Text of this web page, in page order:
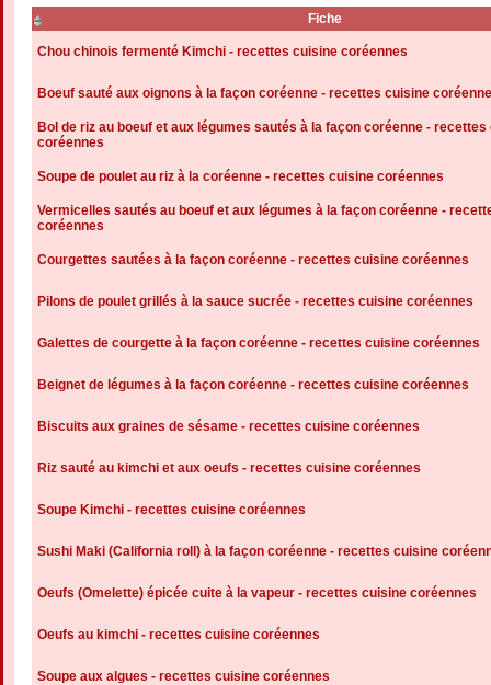
Fiche
Chou chinois fermenté Kimchi - recettes cuisine coréennes
Boeuf sauté aux oignons à la façon coréenne - recettes cuisine
Bol de riz au boeuf et aux légumes sautés à la façon coréenne - recettes
coréennes
Soupe de poulet au riz à la coréenne - recettes cuisine coréennes
Vermicelles sautés au boeuf et aux légumes à la façon coréenne -
coréennes
Courgettes sautées à la façon coréenne - recettes cuisine coréennes
Pilons de poulet grillés à la sauce sucrée - recettes cuisine coréennes
Galettes de courgette à la façon coréenne - recettes cuisine coréennes
Beignet de légumes à la façon coréenne - recettes cuisine coréennes
Biscuits aux graines de sésame - recettes cuisine coréennes
Riz sauté au kimchi et aux oeufs - recettes cuisine coréennes
Soupe Kimchi - recettes cuisine coréennes
Sushi Maki (California roll) à la façon coréenne - recettes cuisine
Oeufs (Omelette) épicée cuite à la vapeur - recettes cuisine coréennes
Oeufs au kimchi - recettes cuisine coréennes
Soupe aux algues - recettes cuisine coréennes